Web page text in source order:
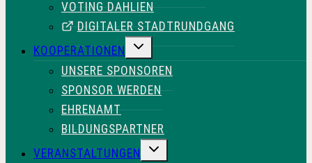
VOTING DAHLIEN
DIGITALER STADTRUNDGANG
KOOPERATIONEN
UNTERMENÜ
UNSERE SPONSOREN
SPONSOR WERDEN
EHRENAMT
BILDUNGSPARTNER
VERANSTALTUNGEN
UNTERMENÜ